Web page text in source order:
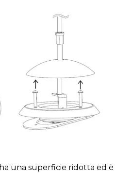
ha una superficie ridotta ed è